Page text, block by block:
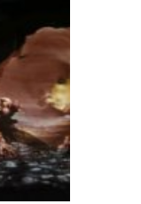
于这
妙地
原因...